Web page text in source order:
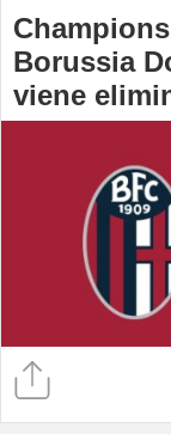
Borussia
viene